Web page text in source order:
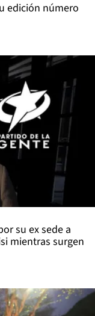
edición número
su ex sede a
mientras surgen